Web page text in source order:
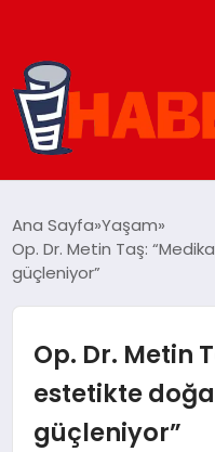
GÜNDEM
EĞITIM
SOSYAL MEDYA
Ana Sayfa Yaşam
Op. Dr. Metin Taş:
güçleniyor”
Op. Dr. Metin
estetikte
güçleniyor”